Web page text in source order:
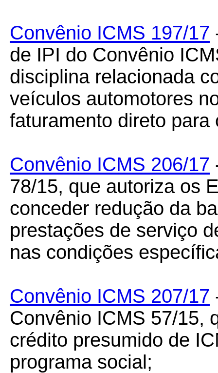
Convênio ICMS 197/17
de IPI do Convênio
disciplina relacionada
veículos automotores
faturamento direto para
Convênio ICMS 206/17
78/15, que autoriza os
conceder redução da
prestações de serviço
nas condições
Convênio ICMS 207/17
Convênio ICMS 57/15,
crédito presumido de
programa social;